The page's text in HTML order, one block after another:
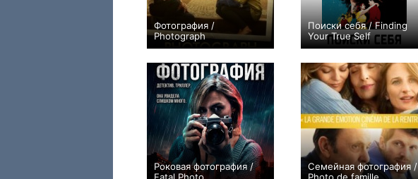
Фотография /
Photograph
0
Поиски себя / Finding
Your True Self
0
Роковая фотография /
Семейная фотография /